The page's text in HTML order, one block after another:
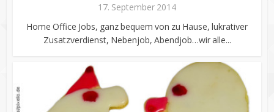
17. September 2014
Home Office Jobs, ganz bequem von zu Hause, lukrativer
Zusatzverdienst, Nebenjob, Abendjob…wir alle...